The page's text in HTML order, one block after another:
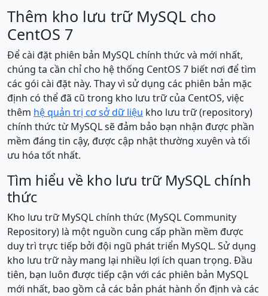
Thêm kho lưu trữ MySQL cho
CentOS 7
Để cài đặt phiên bản MySQL chính thức và mới nhất,
chúng ta cần chỉ cho hệ thống CentOS 7 biết nơi để tìm
các gói cài đặt này. Thay vì sử dụng các phiên bản mặc
định có thể đã cũ trong kho lưu trữ của CentOS, việc
thêm hệ quản trị cơ sở dữ liệu kho lưu trữ (repository)
chính thức từ MySQL sẽ đảm bảo bạn nhận được phần
mềm đáng tin cậy, được cập nhật thường xuyên và tối
ưu hóa tốt nhất.
Tìm hiểu về kho lưu trữ MySQL chính
thức
Kho lưu trữ MySQL chính thức (MySQL Community
Repository) là một nguồn cung cấp phần mềm được
duy trì trực tiếp bởi đội ngũ phát triển MySQL. Sử dụng
kho lưu trữ này mang lại nhiều lợi ích quan trọng. Đầu
tiên, bạn luôn được tiếp cận với các phiên bản MySQL
mới nhất, bao gồm cả các bản phát hành ổn định và các